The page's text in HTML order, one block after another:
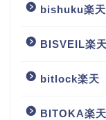
bishuku楽天
BISVEIL楽天
bitlock楽天
BITOKA楽天